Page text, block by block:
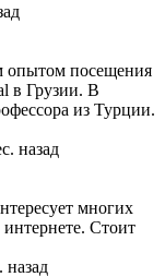
опытом посещения
в Грузии. В
из Турции.
назад
многих
Стоит
назад